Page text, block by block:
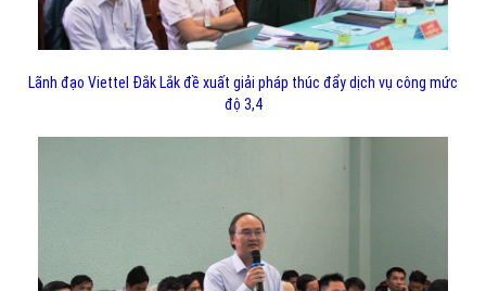
Lãnh đạo Viettel Đắk Lắk đề xuất giải pháp thúc đẩy dịch vụ công mức
độ 3,4